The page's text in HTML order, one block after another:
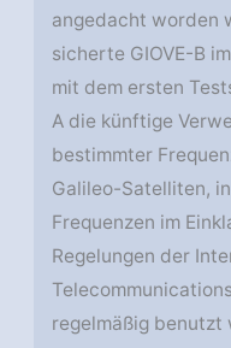
angedacht worden
sicherte GIOVE-B
mit dem ersten
A die künftige
bestimmter
Galileo-Satelliten,
Frequenzen im
Regelungen der
regelmäßig benutzt